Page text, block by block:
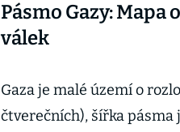
Pásmo Gazy:
válek
Gaza je malé území o
čtverečních), šířka pásma